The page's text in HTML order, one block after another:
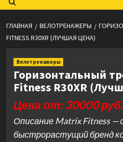
ГЛАВНАЯ ВЕЛОТРЕНАЖЕРЫ
FITNESS R30XR (ЛУЧШАЯ ЦЕНА)
Велотренажеры
Горизонтальный
Fitness R30XR
Цена от: 30000 руб.
Описание Matrix Fitness —
быстрорастущий бренд